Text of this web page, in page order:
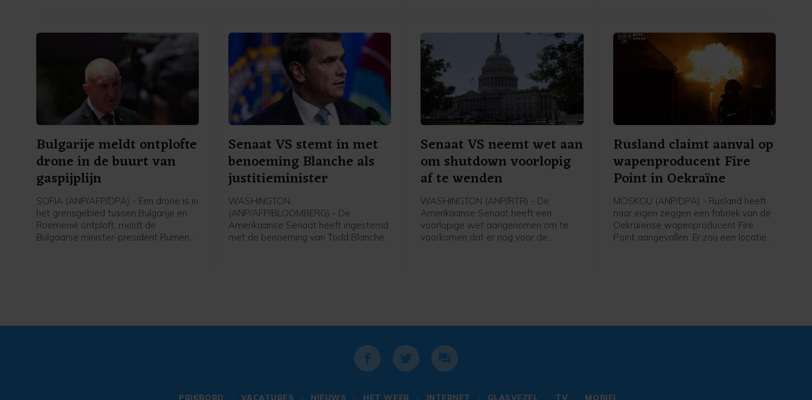
Bulgarije meldt ontplofte
drone in de buurt van
gaspijplijn
SOFIA (ANP/AFP/DPA) - Een drone is in
het grensgebied tussen Bulgarije en
Roemenië ontploft, meldt de
Bulgaarse minister-president Rumen
Senaat VS stemt in met
benoeming Blanche als
justitieminister
WASHINGTON
(ANP/AFP/BLOOMBERG) - De
Amerikaanse Senaat heeft ingestemd
met de benoeming van Todd Blanche
Senaat VS neemt wet aan
om shutdown voorlopig
af te wenden
WASHINGTON (ANP/RTR) - De
Amerikaanse Senaat heeft een
voorlopige wet aangenomen om te
voorkomen dat er nog voor de
geen geld meer beschikbaar is.
Rusland claimt aanval op
wapenproducent Fire
Point in Oekraïne
MOSKOU (ANP/DPA) - Rusland heeft
naar eigen zeggen een fabriek van de
Oekraïense wapenproducent Fire
Point aangevallen. Er zou een locatie
PRIKBORD VACATURES NIEUWS HET WEER INTERNET GLASVEZEL TV MOBIEL